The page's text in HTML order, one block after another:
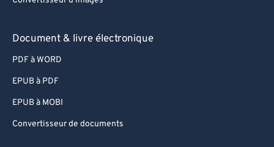
Document & livre électronique
PDF à WORD
EPUB à PDF
EPUB à MOBI
Convertisseur de documents